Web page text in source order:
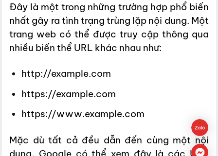
Đây là một trong những trường hợp phổ biến
nhất gây ra tình trạng trùng lặp nội dung. Một
trang web có thể được truy cập thông qua
nhiều biến thể URL khác nhau như:
http://example.com
https://example.com
https://www.example.com
Mặc dù tất cả đều dẫn đến cùng một nội